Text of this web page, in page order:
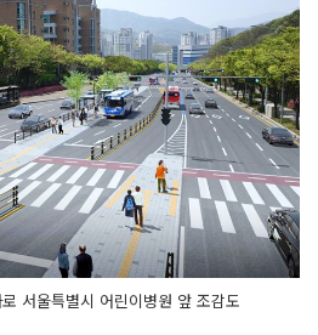
기 기
서울특별시 어린이병원 앞 조감도